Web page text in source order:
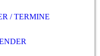
/ TERMINE